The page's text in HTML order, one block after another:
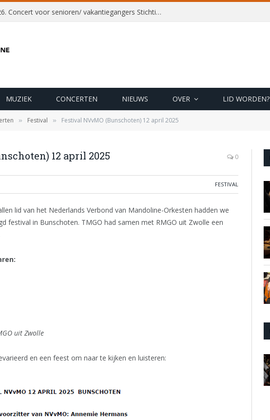
16 augustus 2026. Concert voor senioren/ vakantiegangers Stichting Allegoeds Vakanties
MUZIEK CONCERTEN NIEUWS OVER LID WORDEN?
» Festival » Festival NVvMO (Bunschoten) 12 april 2025
12 april 2025 0
FESTIVAL
lid van het Nederlands Verbond van Mandoline-Orkesten hadden we
festival in Bunschoten. TMGO had samen met RMGO uit Zwolle een
uit Zwolle
en een feest om naar te kijken en luisteren: